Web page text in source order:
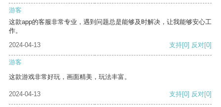
游客
这款app的客服非常专业，遇到问题总是能够及时解决，让我能够安心工
作。
2024-04-13
支持[0] 反对[0]
游客
这款游戏非常好玩，画面精美，玩法丰富。
2024-04-13 支持[0] 反对[0]